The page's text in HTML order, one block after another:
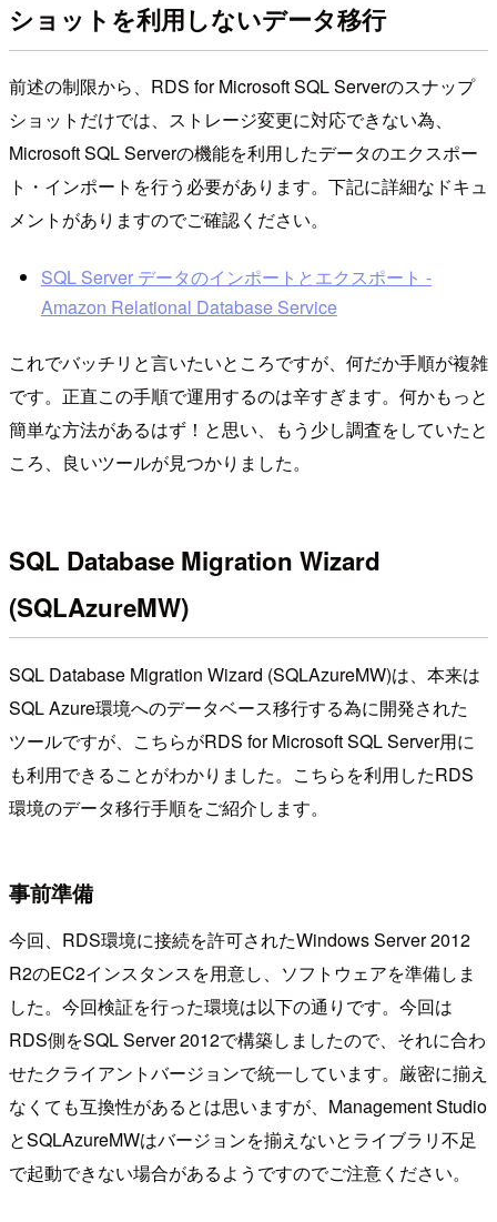
ショットを利用しないデータ移行
前述の制限から、RDS for Microsoft SQL Serverのスナップ
ショットだけでは、ストレージ変更に対応できない為、
Microsoft SQL Serverの機能を利用したデータのエクスポー
ト・インポートを行う必要があります。下記に詳細なドキュ
メントがありますのでご確認ください。
SQL Server データのインポートとエクスポート -
Amazon Relational Database Service
これでバッチリと言いたいところですが、何だか手順が複雑
です。正直この手順で運用するのは辛すぎます。何かもっと
簡単な方法があるはず！と思い、もう少し調査をしていたと
ころ、良いツールが見つかりました。
SQL Database Migration Wizard
(SQLAzureMW)
SQL Database Migration Wizard (SQLAzureMW)は、本来は
SQL Azure環境へのデータベース移行する為に開発された
ツールですが、こちらがRDS for Microsoft SQL Server用に
も利用できることがわかりました。こちらを利用したRDS
環境のデータ移行手順をご紹介します。
事前準備
今回、RDS環境に接続を許可されたWindows Server 2012
R2のEC2インスタンスを用意し、ソフトウェアを準備しま
した。今回検証を行った環境は以下の通りです。今回は
RDS側をSQL Server 2012で構築しましたので、それに合わ
せたクライアントバージョンで統一しています。厳密に揃え
なくても互換性があるとは思いますが、Management Studio
とSQLAzureMWはバージョンを揃えないとライブラリ不足
で起動できない場合があるようですのでご注意ください。